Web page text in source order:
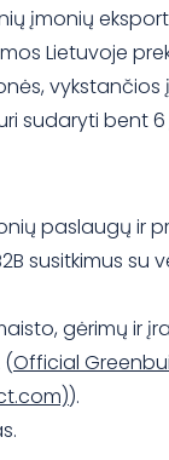
įmonių
Lietuvoje
vykstančios
sudaryti bent 6
paslaugų ir
susitkimus su
gėrimų ir
(Official
).